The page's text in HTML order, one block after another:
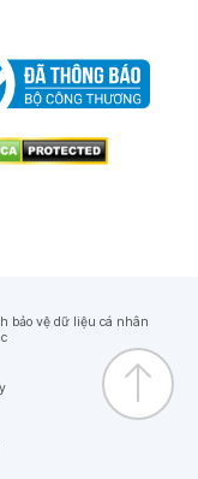
bảo vệ dữ liệu cá nhân